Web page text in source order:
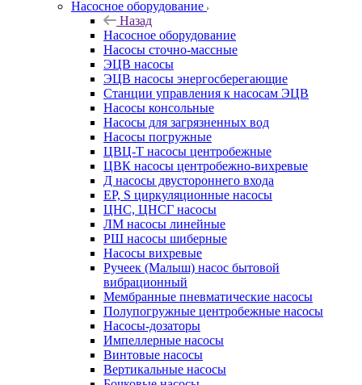
Насосное оборудование
Назад
Насосное оборудование
Насосы сточно-массные
ЭЦВ насосы
ЭЦВ насосы энергосберегающие
Станции управления к насосам ЭЦВ
Насосы консольные
Насосы для загрязненных вод
Насосы погружные
ЦВЦ-Т насосы центробежные
ЦВК насосы центробежно-вихревые
Д насосы двустороннего входа
EP, S циркуляционные насосы
ЦНС, ЦНСГ насосы
ЛМ насосы линейные
РШ насосы шиберные
Насосы вихревые
Ручеек (Малыш) насос бытовой
вибрационный
Мембранные пневматические насосы
Полупогружные центробежные насосы
Насосы-дозаторы
Импеллерные насосы
Винтовые насосы
Вертикальные насосы